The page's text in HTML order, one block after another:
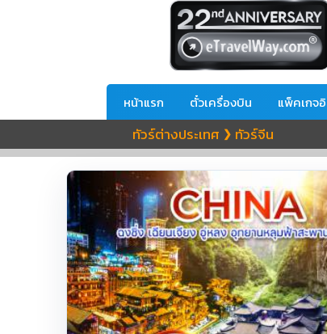
หน้าแรก ตั๋วเครื่องบิน แพ็คเกจ
ทัวร์ต่างประเทศ ❯ ทัวร์จีน